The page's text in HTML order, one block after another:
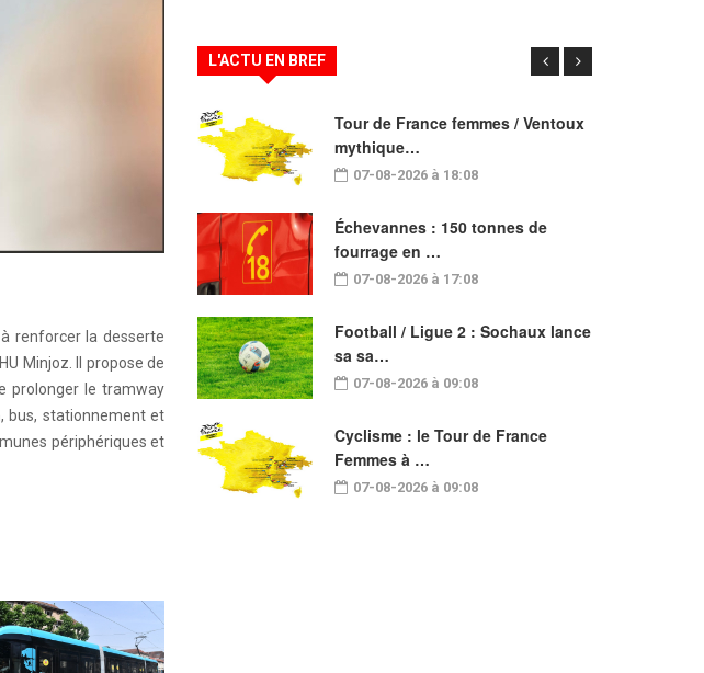
renforcer la desserte
Minjoz. Il propose de
prolonger le tramway
bus, stationnement et
périphériques et
L'ACTU EN BREF
Tour de France femmes / Ventoux
mythique…
07-08-2026 à 18:08
Échevannes : 150 tonnes de
fourrage en …
07-08-2026 à 17:08
Football / Ligue 2 : Sochaux lance
sa sa…
07-08-2026 à 09:08
Cyclisme : le Tour de France
Femmes à …
07-08-2026 à 09:08